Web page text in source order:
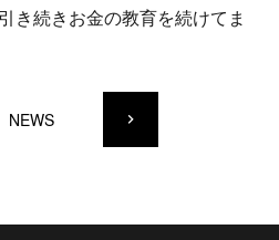
き続きお金の教育を続けてま
NEWS keyboard_arrow_right